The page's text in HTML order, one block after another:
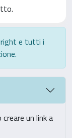
e tutti i
un link a